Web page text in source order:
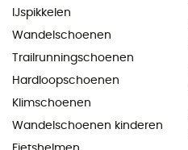
IJspikkelen
Wandelschoenen
Trailrunningschoenen
Hardloopschoenen
Klimschoenen
Wandelschoenen kinderen